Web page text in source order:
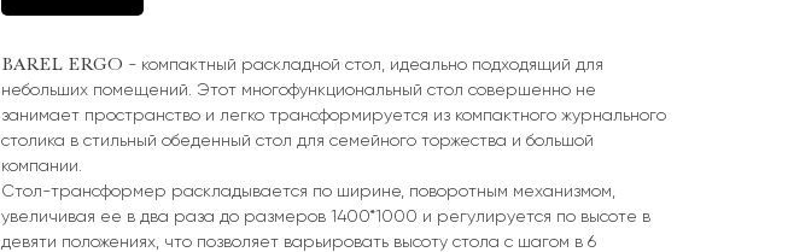
BAREL ERGO - компактный раскладной стол, идеально подходящий для
небольших помещений. Этот многофункциональный стол совершенно не
занимает пространство и легко трансформируется из компактного журнального
столика в стильный обеденный стол для семейного торжества и большой
компании.
Стол-трансформер раскладывается по ширине, поворотным механизмом,
увеличивая ее в два раза до размеров 1400*1000 и регулируется по высоте в
девяти положениях, что позволяет варьировать высоту стола с шагом в 6